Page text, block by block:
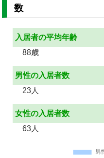
数
入居者の平均年齢
88歳
男性の入居者数
23人
女性の入居者数
63人